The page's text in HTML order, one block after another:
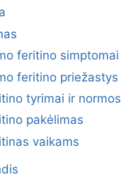
feritino simptomai
feritino priežastys
tyrimai ir normos
pakėlimas
vaikams